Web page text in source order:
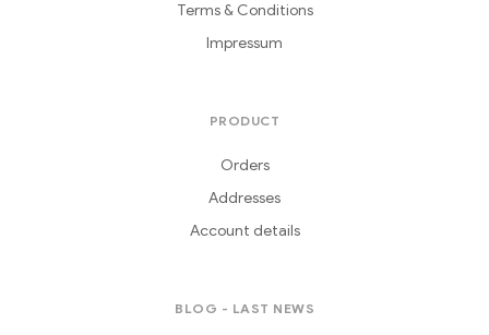
Terms & Conditions
Impressum
PRODUCT
Orders
Addresses
Account details
BLOG - LAST NEWS